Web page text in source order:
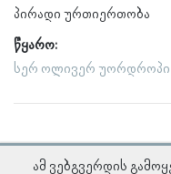
პირადი ურთიერთობა
წყარო:
სერ ოლივერ უორდროპი
ამ ვებგვერდის